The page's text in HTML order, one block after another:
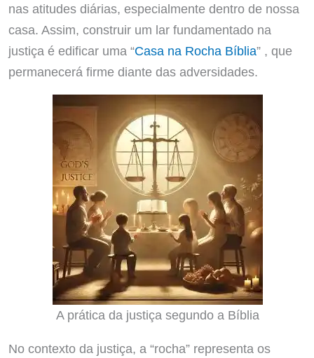
nas atitudes diárias, especialmente dentro de nossa
casa. Assim, construir um lar fundamentado na
justiça é edificar uma “Casa na Rocha Bíblia” , que
permanecerá firme diante das adversidades.
A prática da justiça segundo a Bíblia
No contexto da justiça, a “rocha” representa os